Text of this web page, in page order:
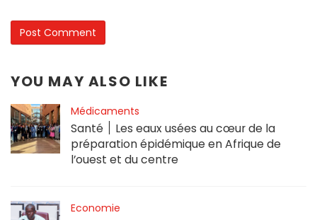
YOU MAY ALSO LIKE
Médicaments
Santé ׀ Les eaux usées au cœur de la
préparation épidémique en Afrique de
l’ouest et du centre
Economie